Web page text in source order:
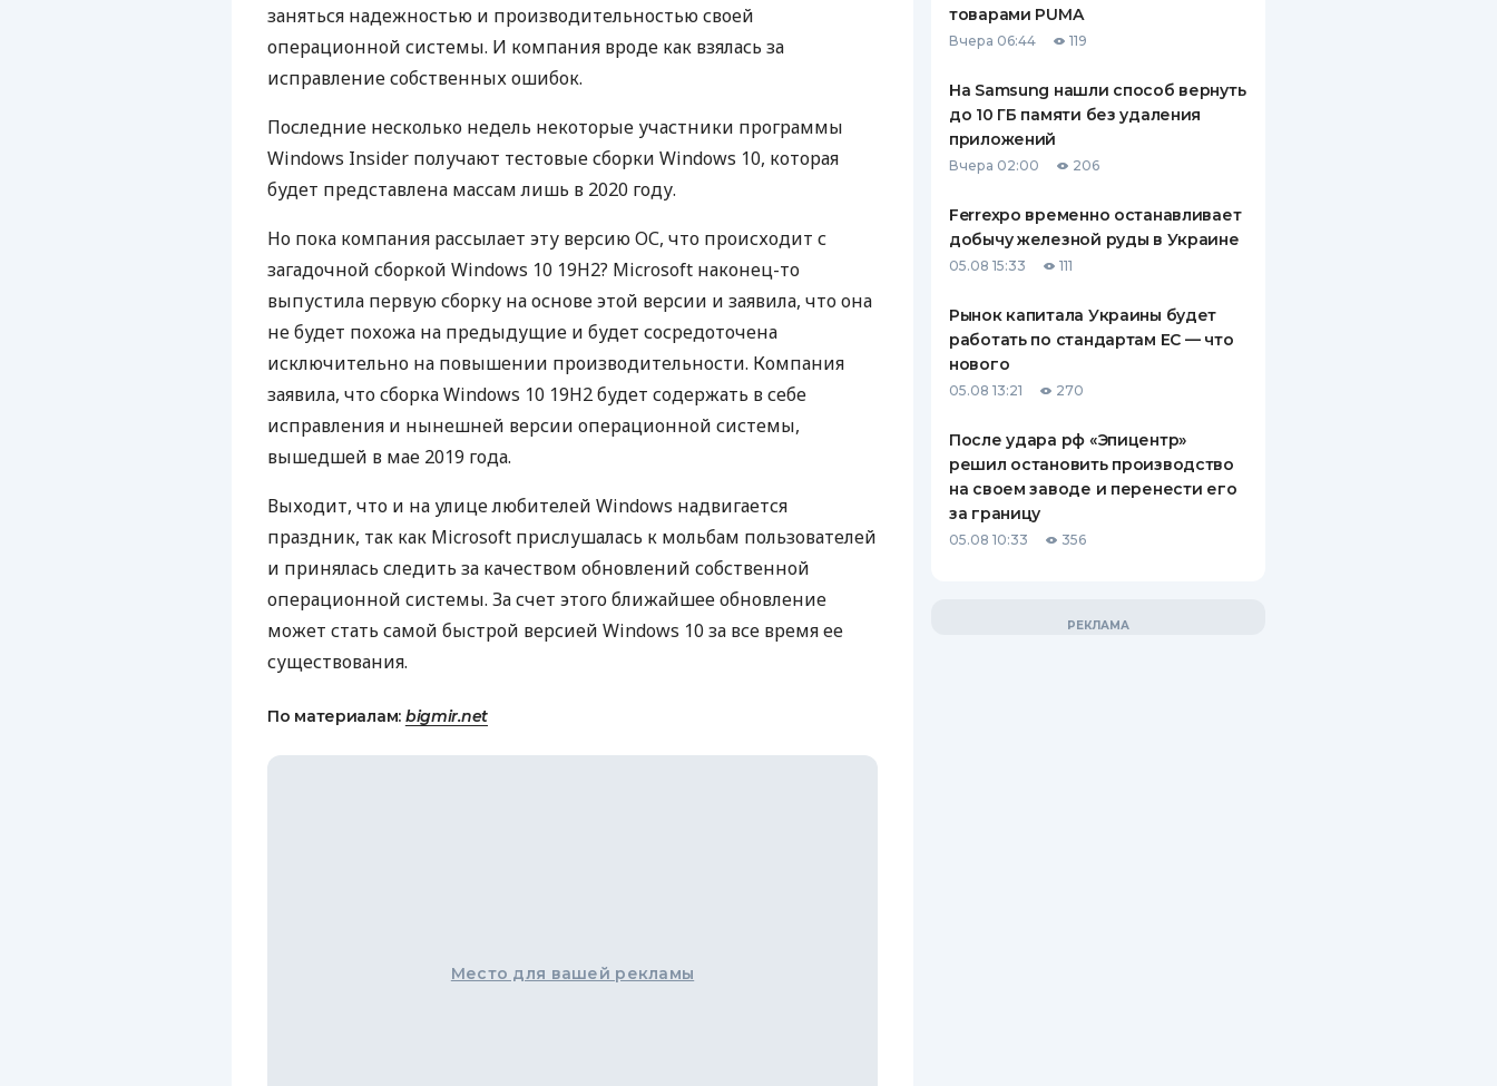
КЕШБЭКА
БАНКОВСКИМ КАРТАМ
ПУТЕВОДИТЕЛИ ПО
ВСЕ СТРАХОВЫЕ ПОЛИСЫ
СТРАХОВЫЕ КОМПАНИИ
КОМПАНИЯХ
заняться надежностью и производительностью своей
операционной системы. И компания вроде как взялась за
исправление собственных ошибок.
Последние несколько недель некоторые участники программы
Windows Insider получают тестовые сборки Windows 10, которая
будет представлена массам лишь в 2020 году.
Но пока компания рассылает эту версию ОС, что происходит с
загадочной сборкой Windows 10 19H2? Microsoft наконец-то
выпустила первую сборку на основе этой версии и заявила, что она
не будет похожа на предыдущие и будет сосредоточена
исключительно на повышении производительности. Компания
заявила, что сборка Windows 10 19H2 будет содержать в себе
исправления и нынешней версии операционной системы,
вышедшей в мае 2019 года.
Выходит, что и на улице любителей Windows надвигается
праздник, так как Microsoft прислушалась к мольбам пользователей
и принялась следить за качеством обновлений собственной
операционной системы. За счет этого ближайшее обновление
может стать самой быстрой версией Windows 10 за все время ее
существования.
По материалам: bigmir.net
Место для вашей рекламы
товарами PUMA
Вчера 06:44 119
На Samsung нашли способ вернуть
до 10 ГБ памяти без удаления
приложений
Вчера 02:00 206
Ferrexpo временно останавливает
добычу железной руды в Украине
05.08 15:33 111
Рынок капитала Украины будет
работать по стандартам ЕС — что
нового
05.08 13:21 270
После удара рф «Эпицентр»
решил остановить производство
на своем заводе и перенести его
за границу
05.08 10:33 356